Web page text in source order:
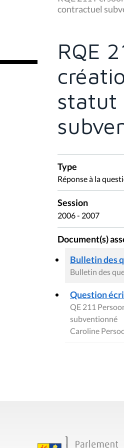
s
ê
:
contractuel
RQE
statut
Type
Réponse à la
Session
2006 - 2007
Document(s)
Bulletin des
Bulletin des
Question
QE 211
subventionné
Caroline